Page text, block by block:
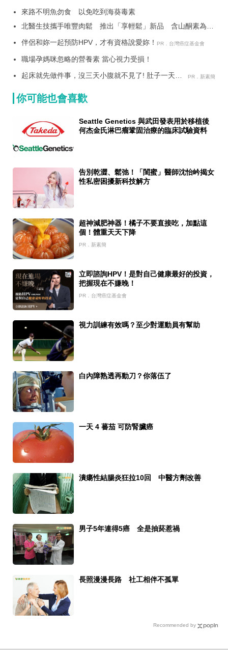
來路不明魚勿食 以免吃到海葵毒素
北醫生技攜手唯豐肉鬆 推出「享輕鬆」新品 含山酮素為長
伴侶和妳一起預防HPV，才有資格說愛妳！
PR．台灣癌症基金會
職場孕媽咪忽略的營養素 當心視力受損！
起床就先做件事，沒三天小腹就不見了! 肚子一天天
PR．新素簡
你可能也會喜歡
Seattle Genetics 與武田發表用於移植後
何杰金氏淋巴瘤鞏固治療的臨床試驗資料
告別乾澀、鬆弛！「閨蜜」醫師沈怡岒揭女
性私密困擾新科技解方
超神減肥神器！橘子不要直接吃，加點這
個！體重天天下降
PR．新素簡
立即諮詢HPV！是對自己健康最好的投資，
把握現在不嫌晚！
PR．台灣癌症基金會
視力訓練有效嗎？至少對運動員有幫助
白內障熟透再動刀？你落伍了
一天 4 蕃茄 可防腎臟癌
潰瘍性結腸炎狂拉10回 中醫方劑改善
男子5年連得5癌 全是抽菸惹禍
長照漫漫長路 社工相伴不孤單
Recommended by